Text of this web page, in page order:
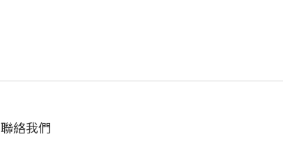
聯絡我們